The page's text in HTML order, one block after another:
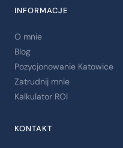
INFORMACJE
O mnie
Blog
Pozycjonowanie Katowice
Zatrudnij mnie
Kalkulator ROI
KONTAKT